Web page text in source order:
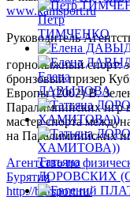
www.kamsport.ru
Руководитель
горнолыжный спорт:
бронзовый призер
Европы (2002) В.
Паралимпийских
мастер спорта
на Паралимпийских
Агентство по
Бурятия
http://bursport.ru/
Петр
ТИМЧЕНКО
Елена
ДАВЫДОВА
Татьяна
ДОРОВСКИХ